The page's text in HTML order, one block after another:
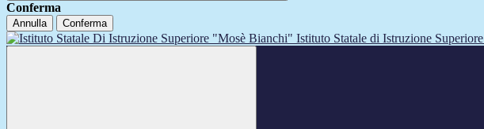
Conferma
Annulla Conferma
Istituto Statale di Istruzione Superiore